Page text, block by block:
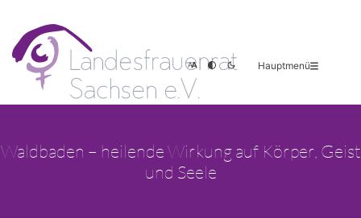
Hauptmenü
Waldbaden – heilende Wirkung auf Körper, Geist
und Seele